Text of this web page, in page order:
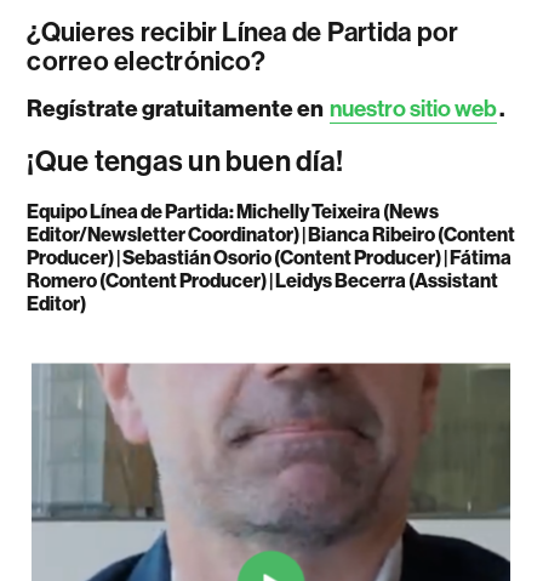
¿Quieres recibir Línea de Partida por
correo electrónico?
Regístrate gratuitamente en nuestro sitio web.
¡Que tengas un buen día!
Equipo Línea de Partida: Michelly Teixeira (News
Editor/Newsletter Coordinator) | Bianca Ribeiro (Content
Producer) | Sebastián Osorio (Content Producer) | Fátima
Romero (Content Producer) | Leidys Becerra (Assistant
Editor)